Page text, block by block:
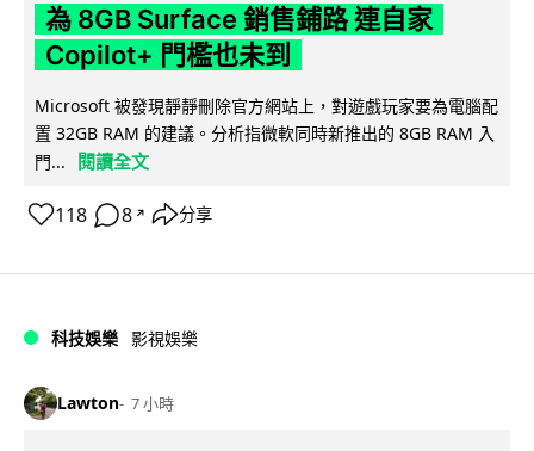
為 8GB Surface 銷售鋪路 連自家
Copilot+ 門檻也未到
Microsoft 被發現靜靜刪除官方網站上，對遊戲玩家要為電腦配
置 32GB RAM 的建議。分析指微軟同時新推出的 8GB RAM 入
門...
閱讀全文
118 8 ↗ 分享
科技娛樂 影視娛樂
Lawton 7 小時